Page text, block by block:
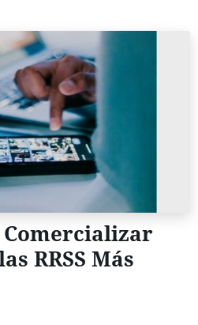
Comercializar
RRSS Más